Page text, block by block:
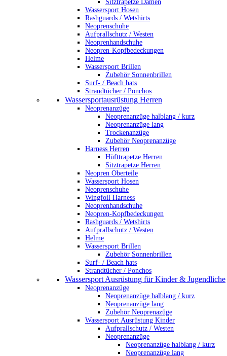
Sitztrapetze Damen
Wassersport Hosen
Rashguards / Wetshirts
Neoprenschuhe
Aufprallschutz / Westen
Neoprenhandschuhe
Neopren-Kopfbedeckungen
Helme
Wassersport Brillen
Zubehör Sonnenbrillen
Surf- / Beach hats
Strandtücher / Ponchos
Wassersportausrüstung Herren
Neoprenanzüge
Neoprenanzüge halblang / kurz
Neoprenanzüge lang
Trockenanzüge
Zubehör Neoprenanzüge
Harness Herren
Hüfttrapetze Herren
Sitztrapetze Herren
Neopren Oberteile
Wassersport Hosen
Neoprenschuhe
Wingfoil Harness
Neoprenhandschuhe
Neopren-Kopfbedeckungen
Rashguards / Wetshirts
Aufprallschutz / Westen
Helme
Wassersport Brillen
Zubehör Sonnenbrillen
Surf- / Beach hats
Strandtücher / Ponchos
Wassersport Ausrüstung für Kinder & Jugendliche
Neoprenanzüge
Neoprenanzüge halblang / kurz
Neoprenanzüge lang
Zubehör Neoprenazüge
Wassersport Ausrüstung Kinder
Aufprallschutz / Westen
Neoprenanzüge
Neoprenanzüge halblang / kurz
Neoprenanzüge lang